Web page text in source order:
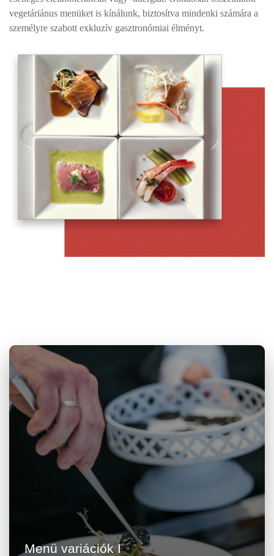
vegetáriánus menüket is kínálunk, biztosítva mindenki számára a
személyre szabott exkluzív gasztronómiai élményt.
Menü variációk I